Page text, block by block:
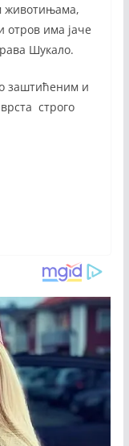
животињама,
отров има јаче
Шукало.
заштићеним и
строго